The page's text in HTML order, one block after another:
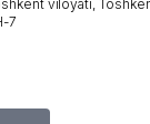
viloyati,
7